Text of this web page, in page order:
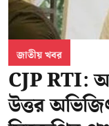
জাতীয় খবর
CJP RTI:
উত্তর